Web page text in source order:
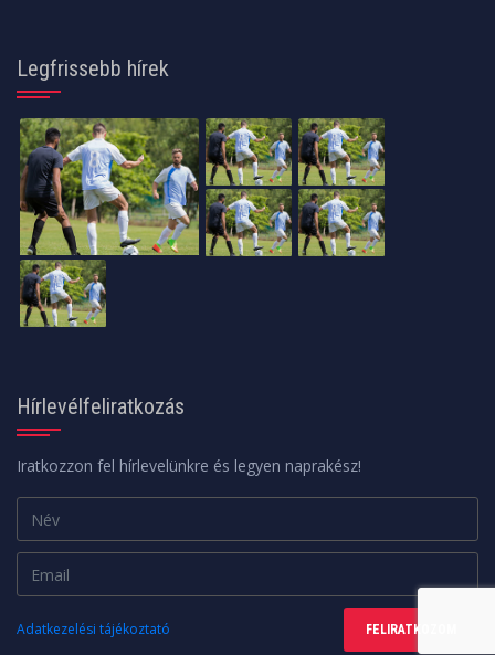
Legfrissebb hírek
Hírlevélfeliratkozás
Iratkozzon fel hírlevelünkre és legyen naprakész!
Adatkezelési tájékoztató FELIRATKOZOM